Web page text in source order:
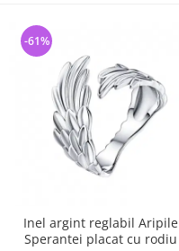
Inel argint reglabil Aripile
Sperantei placat cu rodiu
-61%